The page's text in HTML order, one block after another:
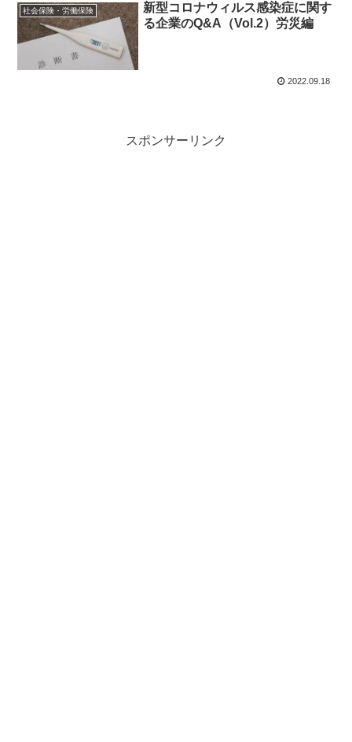
社会保険・労働保険
新型コロナウィルス感染症に関す
る企業のQ&A（Vol.2）労災編
2022.09.18
スポンサーリンク